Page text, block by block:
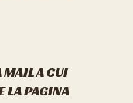
A CUI
LA PAGINA